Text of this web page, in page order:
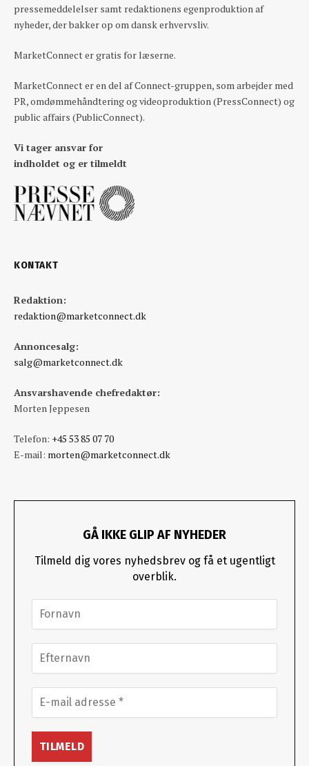
pressemeddelelser samt redaktionens egenproduktion af
nyheder, der bakker op om dansk erhvervsliv.
MarketConnect er gratis for læserne.
MarketConnect er en del af Connect-gruppen, som arbejder med
PR, omdømmehåndtering og videoproduktion (PressConnect) og
public affairs (PublicConnect).
Vi tager ansvar for
indholdet og er tilmeldt
KONTAKT
Redaktion:
redaktion@marketconnect.dk
Annoncesalg:
salg@marketconnect.dk
Ansvarshavende chefredaktør:
Morten Jeppesen
Telefon: +45 53 85 07 70
E-mail: morten@marketconnect.dk
GÅ IKKE GLIP AF NYHEDER
Tilmeld dig vores nyhedsbrev og få et ugentligt
overblik.